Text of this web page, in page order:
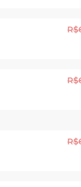
R$
R$
R$